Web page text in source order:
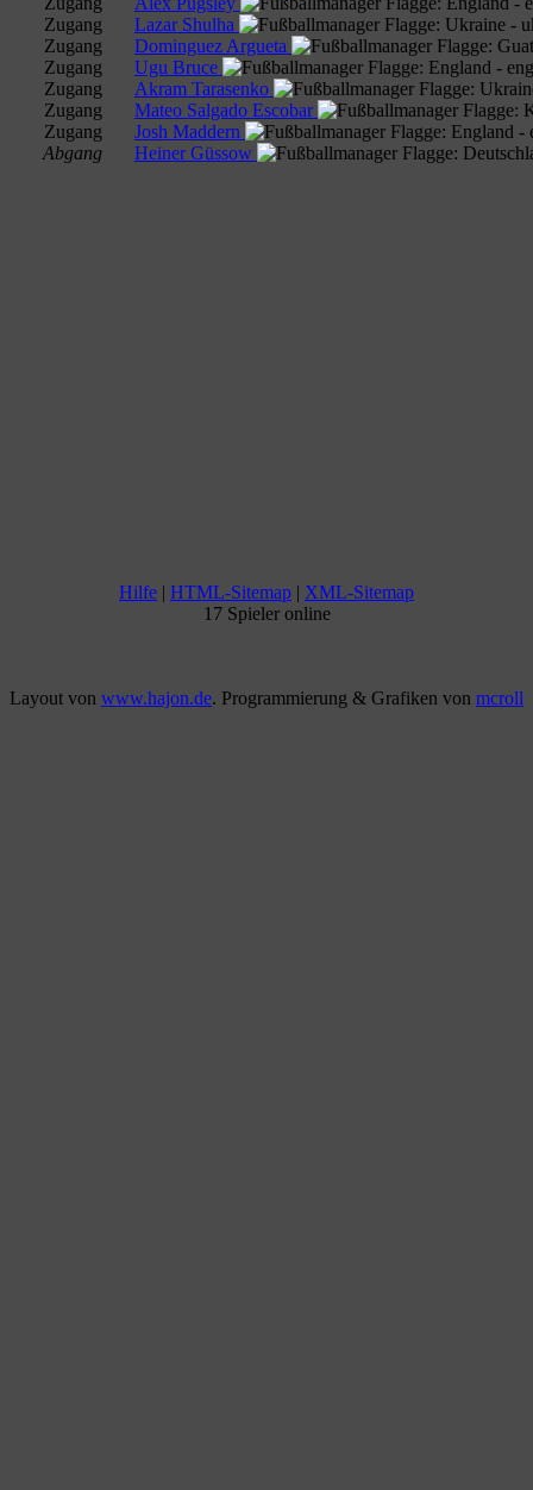
Zugang
Lazar Shulha
Zugang
Dominguez Argueta
Zugang
Ugu Bruce
Zugang
Akram Tarasenko
Zugang
Mateo Salgado Escobar
Zugang
Josh Maddern
Abgang
Heiner Güssow
Hilfe | HTML-Sitemap | XML-Sitemap
17 Spieler online
Layout von www.hajon.de. Programmierung & Grafiken von mcroll